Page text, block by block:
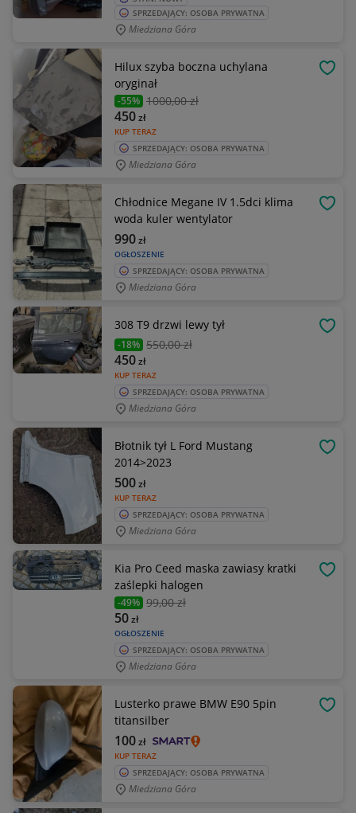
SPRZEDAJĄCY: OSOBA PRYWATNA
Miedziana Góra
Hilux szyba boczna uchylana
oryginał
-55% 1000,00 zł
KUP TERAZ
450zł
SPRZEDAJĄCY: OSOBA PRYWATNA
Miedziana Góra
Chłodnice Megane IV 1.5dci klima
woda kuler wentylator
OGŁOSZENIE
990zł
SPRZEDAJĄCY: OSOBA PRYWATNA
Miedziana Góra
308 T9 drzwi lewy tył
-18% 550,00 zł
KUP TERAZ
450zł
SPRZEDAJĄCY: OSOBA PRYWATNA
Miedziana Góra
Błotnik tył L Ford Mustang
2014>2023
KUP TERAZ
500zł
SPRZEDAJĄCY: OSOBA PRYWATNA
Miedziana Góra
Kia Pro Ceed maska zawiasy kratki
zaślepki halogen
-49% 99,00 zł
OGŁOSZENIE
50zł
SPRZEDAJĄCY: OSOBA PRYWATNA
Miedziana Góra
Lusterko prawe BMW E90 5pin
titansilber
KUP TERAZ
100zł
SPRZEDAJĄCY: OSOBA PRYWATNA
Miedziana Góra